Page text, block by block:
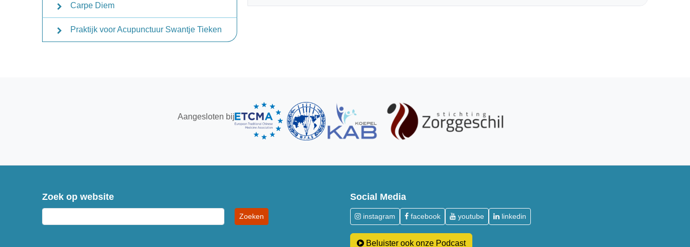
Carpe Diem
Praktijk voor Acupunctuur Swantje Tieken
Aangesloten bij
Zoek op website Social Media
instagram facebook youtube linkedin
Beluister ook onze Podcast